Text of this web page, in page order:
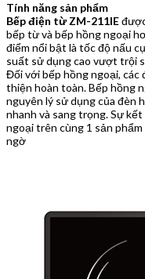
Tính năng sản phẩm
Bếp điện từ ZM-211IE
bếp từ và bếp hồng ngoại
điểm nổi bật là tốc độ nấu
suất sử dụng cao vượt trội
Đối với bếp hồng ngoại, các
thiện hoàn toàn. Bếp hồng
nguyên lý sử dụng của đèn
nhanh và sang trọng. Sự
ngoại trên cùng 1 sản
ngờ